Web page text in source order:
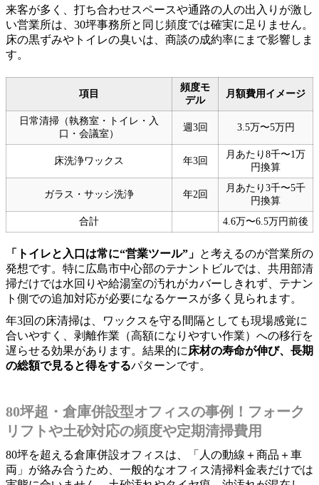
来客が多く、打ち合わせスペースや通路の人の出入りが激し
い営業所は、30坪事務所と同じ頻度では確実に足りません。
床の黒ずみやトイレの臭いは、商談の成約率にまで影響しま
す。
項目
頻度モ
デル
月額費用イメージ
日常清掃（執務室・トイレ・入
口・会議室）
週3回 3.5万〜5万円
床洗浄ワックス 年3回
月あたり8千〜1万
円換算
ガラス・サッシ洗浄 年2回
月あたり3千〜5千
円換算
合計
4.6万〜6.5万円前後
「トイレと入口は常に“営業ツール”」 と考えるのが営業所の
発想です。特に広島市中心部のテナントビルでは、共用部清
掃だけでは水回りや給湯室の汚れがカバーしきれず、テナン
ト側での追加対応が必要になるケースが多く見られます。
年3回の床清掃は、ワックスを守る間隔としても現場感覚に
合いやすく、剥離作業（高額になりやすい作業）への移行を
遅らせる効果があります。結果的に 床材の寿命が伸び、長期
の総額で見ると得をするパターンです。
80坪超・倉庫併設型オフィスの事例！フォーク
リフトや土砂対応の頻度や定期清掃費用
80坪を超える倉庫併設オフィスは、「人の動線＋商品＋車
両」が絡み合うため、一般的なオフィス清掃料金表だけでは